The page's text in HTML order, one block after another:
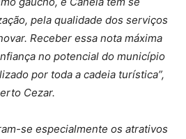
pela qualidade dos serviços
Receber essa nota máxima
no potencial do município
por toda a cadeia turística”,
Cezar.
se especialmente os atrativos